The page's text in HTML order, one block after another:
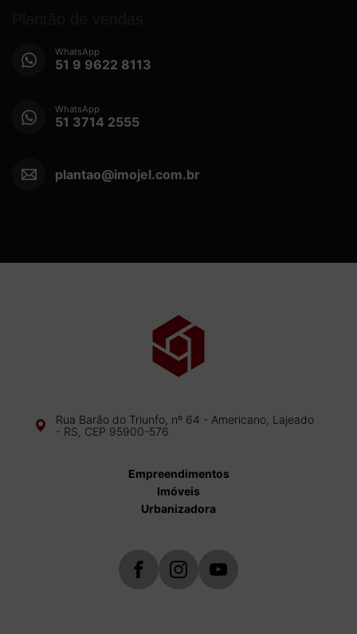
WhatsApp
51 9 9622 8113
WhatsApp
51 3714 2555
plantao@imojel.com.br
Rua Barão do Triunfo, nº 64 - Americano, Lajeado
- RS, CEP 95900-576
Empreendimentos
Imóveis
Urbanizadora